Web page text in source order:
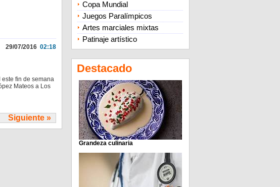
29/07/201602:18
fin de semana
Mateos a Los
Siguiente »
Copa Mundial
Juegos Paralímpicos
Artes marciales mixtas
Patinaje artístico
Destacado
Grandeza culinaria